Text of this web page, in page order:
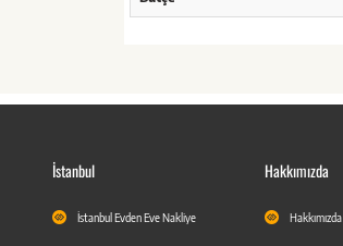
İstanbul
İstanbul Evden Eve Nakliye
Hakkımızda
Hakkımızda